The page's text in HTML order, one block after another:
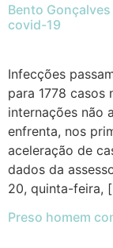
Bento
covid-19
Infecções
para 1778 casos
internações não
enfrenta, nos
aceleração de
dados da
20, quinta-feira,
Preso homem